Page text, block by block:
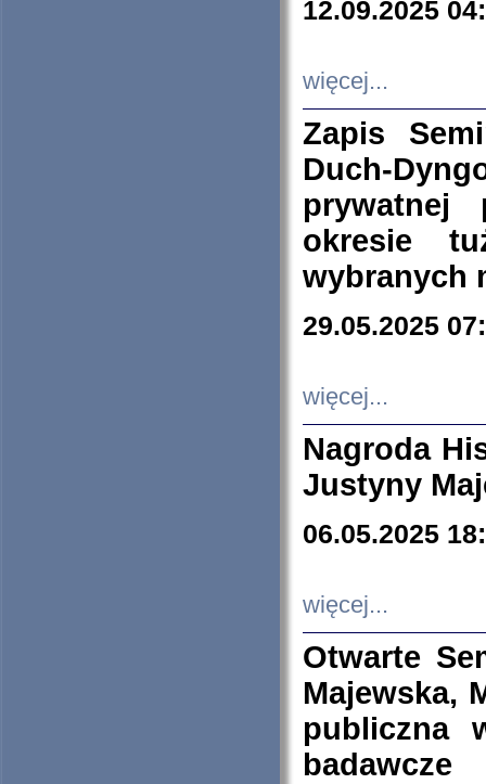
12.09.2025
więcej...
Zapis
Duch-
prywatnej
okresie
wybranych
29.05.2025
więcej...
Nagroda
Justyny
06.05.2025
więcej...
Otwarte
Majewska,
publiczna
badawcze